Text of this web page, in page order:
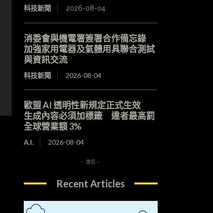
科技新聞 2026-08-04
消委會與機電署簽署合作備忘錄
加強家用電器及氣體用具聯合測試
與資訊交流
科技新聞 2026-08-04
歐盟 AI 透明性新規定正式生效
生成內容必須加標籤 違者最高罰
全球營業額 3%
A.I. 2026-08-04
- 廣告 -
Recent Articles